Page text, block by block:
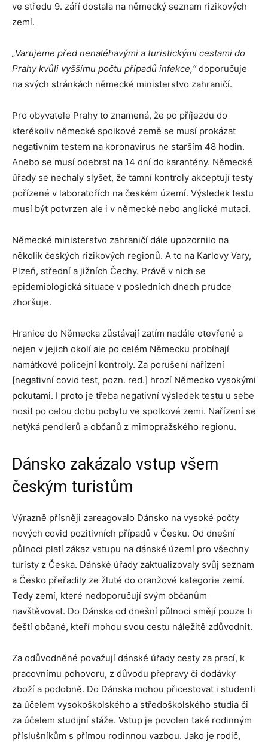
ve středu 9. září dostala na německý seznam rizikových
zemí.
„Varujeme před nenaléhavými a turistickými cestami do
Prahy kvůli vyššímu počtu případů infekce,“doporučuje
na svých stránkách německé ministerstvo zahraničí.
Pro obyvatele Prahy to znamená, že po příjezdu do
kterékoliv německé spolkové země se musí prokázat
negativním testem na koronavirus ne starším 48 hodin.
Anebo se musí odebrat na 14 dní do karantény. Německé
úřady se nechaly slyšet, že tamní kontroly akceptují testy
pořízené v laboratořích na českém území. Výsledek testu
musí být potvrzen ale i v německé nebo anglické mutaci.
Německé ministerstvo zahraničí dále upozornilo na
několik českých rizikových regionů. A to na Karlovy Vary,
Plzeň, střední a jižních Čechy. Právě v nich se
epidemiologická situace v posledních dnech prudce
zhoršuje.
Hranice do Německa zůstávají zatím nadále otevřené a
nejen v jejich okolí ale po celém Německu probíhají
namátkové policejní kontroly. Za porušení nařízení
[negativní covid test, pozn. red.] hrozí Německo vysokými
pokutami. I proto je třeba negativní výsledek testu u sebe
nosit po celou dobu pobytu ve spolkové zemi. Nařízení se
netýká pendlerů a občanů z mimopražského regionu.
Dánsko zakázalo vstup všem
českým turistům
Výrazně přísněji zareagovalo Dánsko na vysoké počty
nových covid pozitivních případů v Česku. Od dnešní
půlnoci platí zákaz vstupu na dánské území pro všechny
turisty z Česka. Dánské úřady zaktualizovaly svůj seznam
a Česko přeřadily ze žluté do oranžové kategorie zemí.
Tedy zemí, které nedoporučují svým občanům
navštěvovat. Do Dánska od dnešní půlnoci smějí pouze ti
čeští občané, kteří mohou svou cestu náležitě zdůvodnit.
Za odůvodněné považují dánské úřady cesty za prací, k
pracovnímu pohovoru, z důvodu přepravy či dodávky
zboží a podobně. Do Dánska mohou přicestovat i studenti
za účelem vysokoškolského a středoškolského studia či
za účelem studijní stáže. Vstup je povolen také rodinným
příslušníkům s přímou rodinnou vazbou. Jako je rodič,